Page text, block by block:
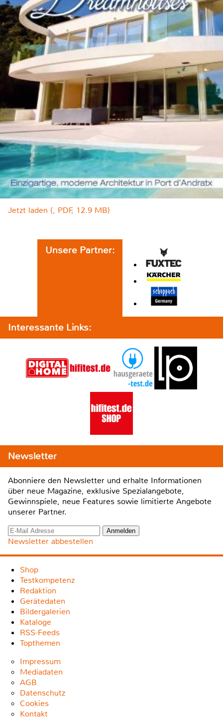
Jetzt laden (, PDF, 12.9 MB)
Unsere Partner:
Interessante Links:
Newsletter
Abonniere den Newsletter und erhalte Informationen
über neue Magazine, exklusive Spezialangebote,
Gewinnspiele, neue Features sowie limitierte Angebote
unserer Partner.
Newsletter abbestellen
Shop
Testkompetenz
Redaktion
Gerätedaten
Bildergalerien
Kataloge
RSS-Feeds
Topthemen
Impressum
Mediadaten
AGB
Datenschutz
Cookies
Kontakt